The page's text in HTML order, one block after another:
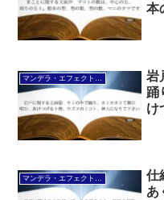
本
岩
踊
け
仕
あ